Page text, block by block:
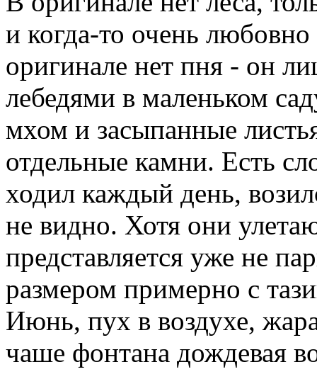
и когда-то очень
оригинале нет пня - он
лебедями в маленьком
мхом и засыпанные
отдельные камни. Есть
ходил каждый день,
не видно. Хотя они
представляется уже не
размером примерно с
Июнь, пух в воздухе,
чаше фонтана дождевая